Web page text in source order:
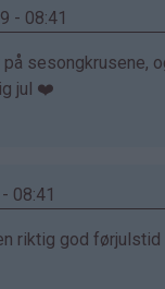
- 08:41
sesongkrusene,
jul ❤️
08:41
riktig god førjulstid